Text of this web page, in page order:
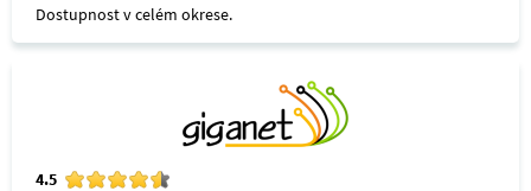
Dostupnost v celém okrese.
4.5